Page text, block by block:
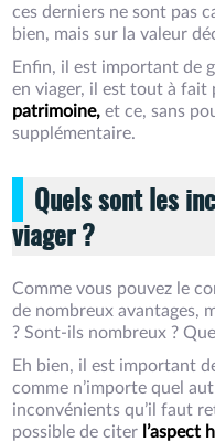
ces derniers ne sont pas
bien, mais sur la valeur
Enfin, il est important de
en viager, il est tout à fait
patrimoine, et ce, sans
supplémentaire.
Quels sont les
viager ?
Comme vous pouvez le
de nombreux avantages,
? Sont-ils nombreux ?
Eh bien, il est important
comme n’importe quel
inconvénients qu’il faut
possible de citer l’aspect